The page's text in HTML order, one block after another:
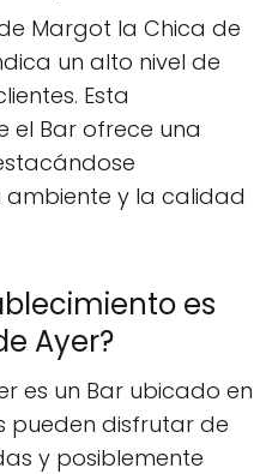
Margot la Chica de
un alto nivel de
Esta
el Bar ofrece una
y la calidad
es
Ayer?
es un Bar ubicado en
pueden disfrutar de
y posiblemente